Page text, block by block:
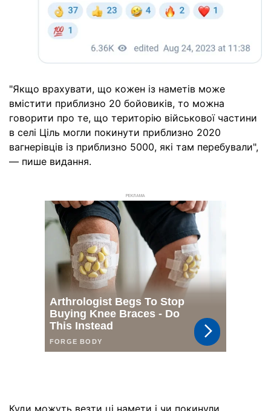
"Якщо врахувати, що кожен із наметів може
вмістити приблизно 20 бойовиків, то можна
говорити про те, що територію військової частини
в селі Ціль могли покинути приблизно 2020
вагнерівців із приблизно 5000, які там перебували",
— пише видання.
РЕКЛАМА
Куди можуть везти ці намети і чи покинули